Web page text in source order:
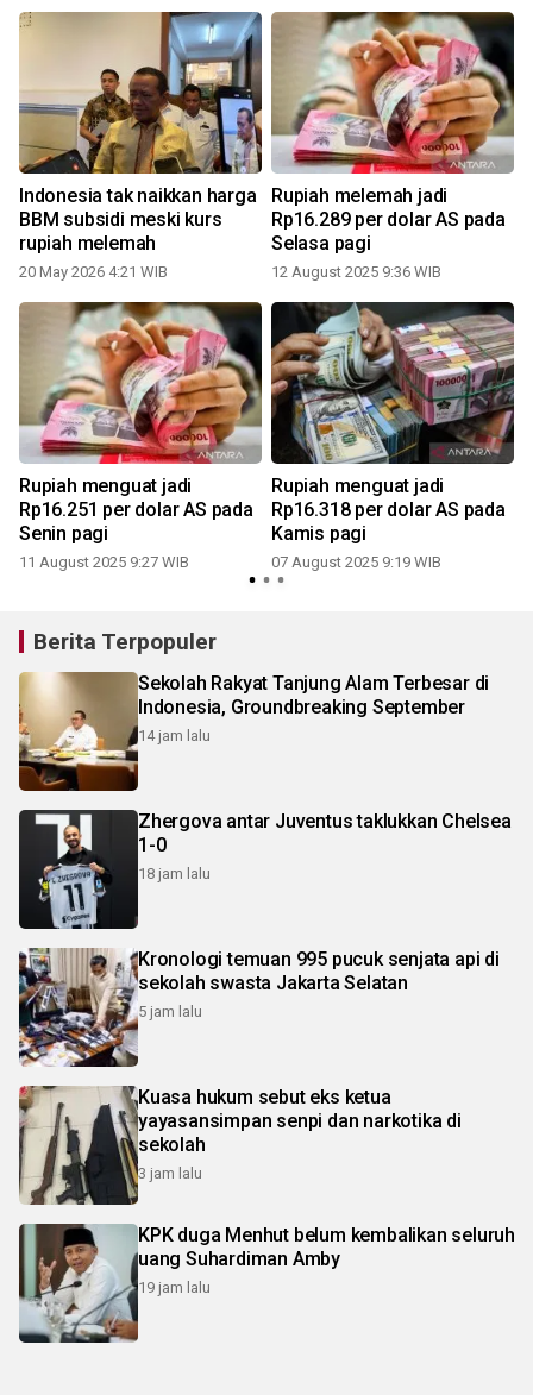
Indonesia tak naikkan harga
BBM subsidi meski kurs
rupiah melemah
20 May 2026 4:21 WIB
Rupiah melemah jadi
Rp16.289 per dolar AS pada
Selasa pagi
12 August 2025 9:36 WIB
Rupiah menguat jadi
Rp16.251 per dolar AS pada
Senin pagi
11 August 2025 9:27 WIB
Rupiah menguat jadi
Rp16.318 per dolar AS pada
Kamis pagi
07 August 2025 9:19 WIB
Berita Terpopuler
Sekolah Rakyat Tanjung Alam Terbesar di
Indonesia, Groundbreaking September
14 jam lalu
Zhergova antar Juventus taklukkan Chelsea
1-0
18 jam lalu
Kronologi temuan 995 pucuk senjata api di
sekolah swasta Jakarta Selatan
5 jam lalu
Kuasa hukum sebut eks ketua
yayasansimpan senpi dan narkotika di
sekolah
3 jam lalu
KPK duga Menhut belum kembalikan seluruh
uang Suhardiman Amby
19 jam lalu